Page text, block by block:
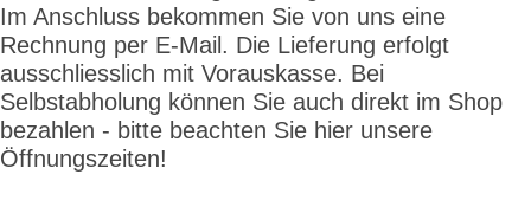
Im Anschluss bekommen Sie von uns eine
Rechnung per E-Mail. Die Lieferung erfolgt
ausschliesslich mit Vorauskasse. Bei
Selbstabholung können Sie auch direkt im Shop
bezahlen - bitte beachten Sie hier unsere
Öffnungszeiten!